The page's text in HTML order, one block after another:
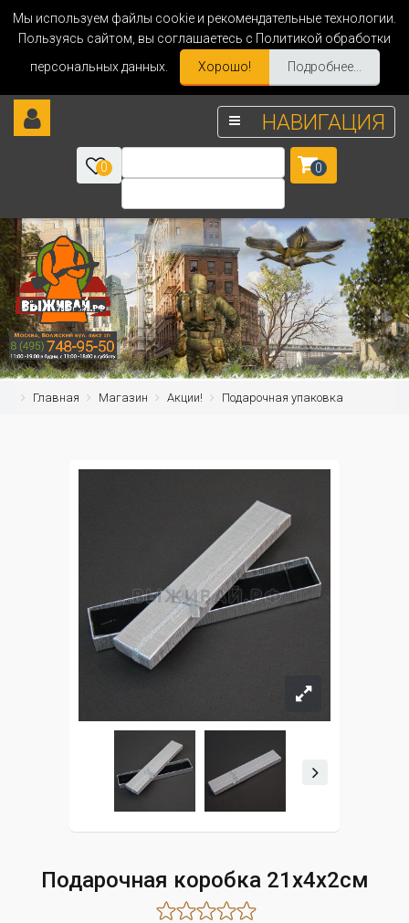
Мы используем файлы cookie и рекомендательные технологии.
Пользуясь сайтом, вы соглашаетесь с Политикой обработки
персональных данных.
Хорошо! Подробнее...
НАВИГАЦИЯ
0 0
Главная Магазин Акции! Подарочная упаковка
Подарочная коробка 21х4х2см